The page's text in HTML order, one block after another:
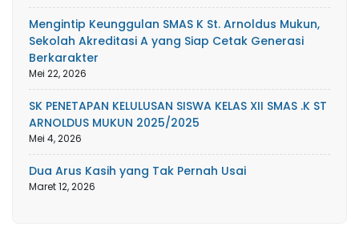
Mengintip Keunggulan SMAS K St. Arnoldus Mukun,
Sekolah Akreditasi A yang Siap Cetak Generasi
Berkarakter
Mei 22, 2026
SK PENETAPAN KELULUSAN SISWA KELAS XII SMAS .K ST
ARNOLDUS MUKUN 2025/2025
Mei 4, 2026
Dua Arus Kasih yang Tak Pernah Usai
Maret 12, 2026